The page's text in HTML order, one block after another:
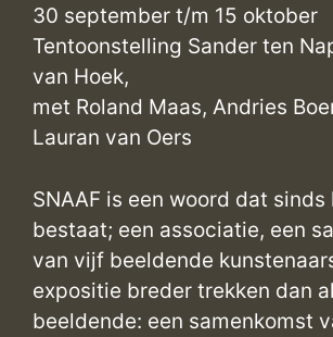
30 september t/m 15 oktober
Tentoonstelling Sander ten
van Hoek,
met Roland Maas, Andries
Lauran van Oers
SNAAF is een woord dat sinds
bestaat; een associatie, een
van vijf beeldende
expositie breder trekken dan
beeldende: een samenkomst